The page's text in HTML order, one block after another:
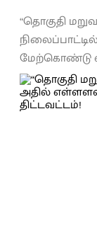
“தொகுதி
மேற்கொண்டு